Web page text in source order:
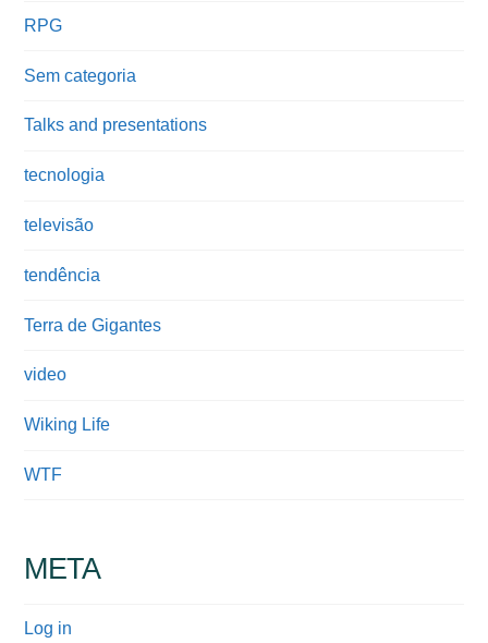
RPG
Sem categoria
Talks and presentations
tecnologia
televisão
tendência
Terra de Gigantes
video
Wiking Life
WTF
META
Log in